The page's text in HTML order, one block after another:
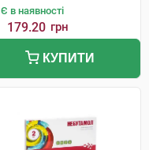
Є в наявності
179.20 грн
КУПИТИ